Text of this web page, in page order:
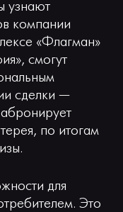
узнают
компании
«Флагман»
смогут
сделки —
по итогам
для
Это